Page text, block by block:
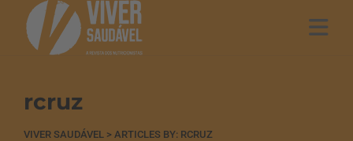
rcruz
VIVER SAUDÁVEL > ARTICLES BY: RCRUZ